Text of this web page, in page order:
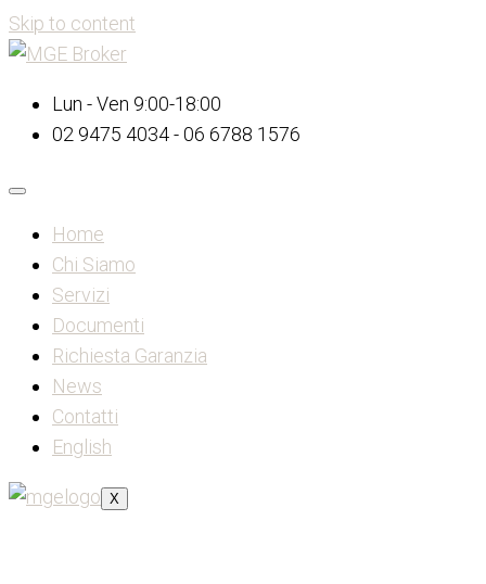
Skip to content
Lun - Ven 9:00-18:00
02 9475 4034 - 06 6788 1576
Home
Chi Siamo
Servizi
Documenti
Richiesta Garanzia
News
Contatti
English
X